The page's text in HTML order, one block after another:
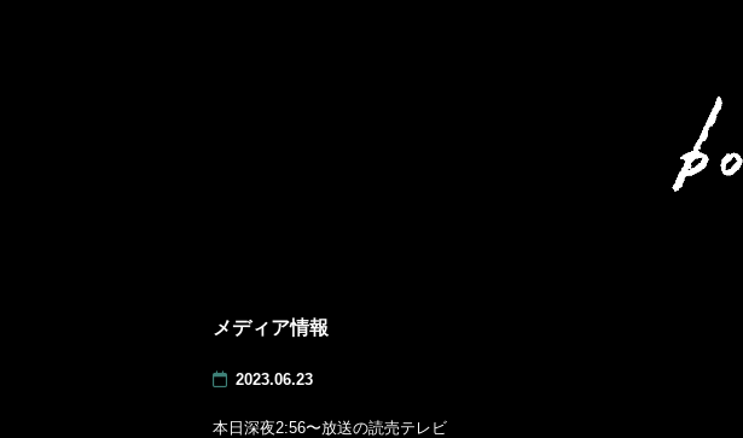
メディア情報
2023.06.23
本日深夜2:56〜放送の読売テレビ